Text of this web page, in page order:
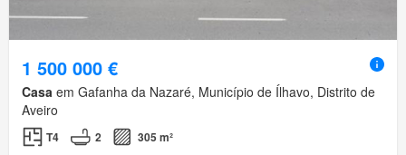
1 500 000 €
Casa em Gafanha da Nazaré, Município de Ílhavo, Distrito de
Aveiro
T4 2 305 m²